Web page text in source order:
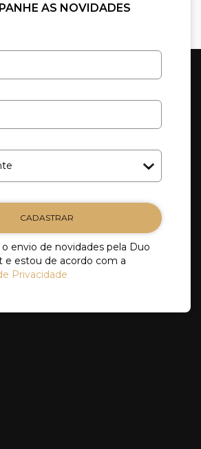
AS NOVIDADES
CADASTRAR
envio de novidades pela Duo
e estou de acordo com a
Privacidade